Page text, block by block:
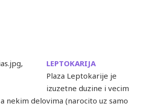
LEPTOKARIJA
Plaza Leptokarije je
izuzetne duzine i vecim
nekim delovima (narocito uz samo